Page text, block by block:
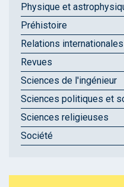
Physique et
Préhistoire
Relations internationales
Revues
Sciences de l'ingénieur
Sciences politiques et
Sciences religieuses
Société